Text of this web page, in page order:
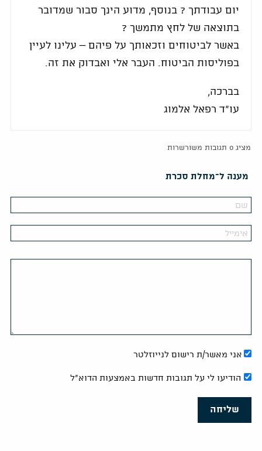
יום עבודתך ? בנוסף, מדוע הינך סבור שמדובר
בתוצאה של לחץ מתמשך ?
באשר לביטוחים וזכאותך על פיהם – עלינו לעיין
בפוליסות הביטוח. העבר אלי ואבדוק את זה.
בברכה,
עו"ד רפאל אלמוג
מציג 0 תגובות משורשרות
מענה ל־מחלת סכרת
אני מאשר/ת רישום לנייוזלטר
הודיעו לי על תגובות חדשות באמצעות הדוא"ל
שליחה